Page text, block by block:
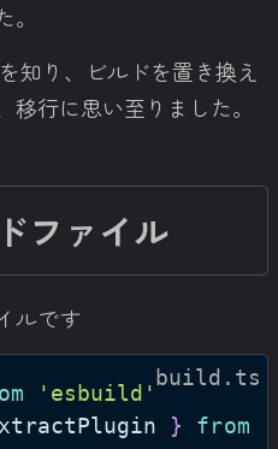
を知り、ビルドを置き換え
行に思い至りました。
ファイル
ルです
build.ts
'esbuild'
} from